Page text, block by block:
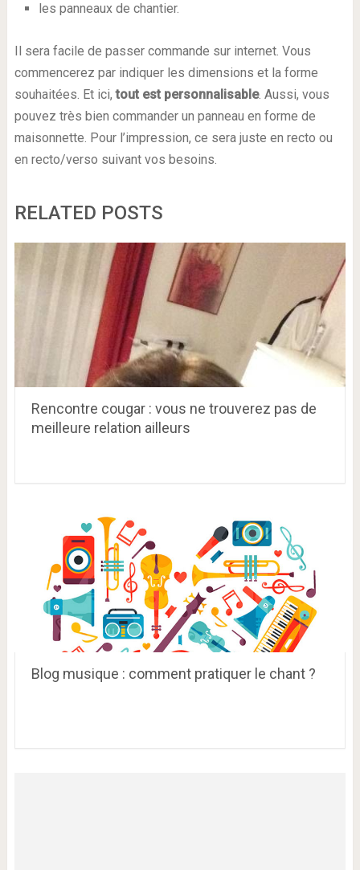
les panneaux de chantier.
Il sera facile de passer commande sur internet. Vous
commencerez par indiquer les dimensions et la forme
souhaitées. Et ici,tout est personnalisable. Aussi, vous
pouvez très bien commander un panneau en forme de
maisonnette. Pour l’impression, ce sera juste en recto ou
en recto/verso suivant vos besoins.
RELATED POSTS
Rencontre cougar : vous ne trouverez pas de
meilleure relation ailleurs
Blog musique : comment pratiquer le chant ?